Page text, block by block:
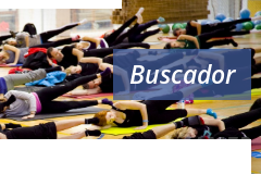
▼
▼
▼
Buscador
ANEP